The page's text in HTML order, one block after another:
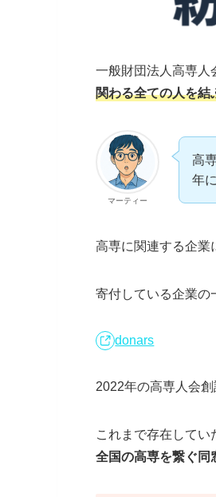
一般財団法人高専人
関わる全ての人を結
マーティー
高
年
高専に関連する企業
寄付している企業の
donars
2022年の高専人会創
これまで存在してい
全国の高専を繋ぐ同